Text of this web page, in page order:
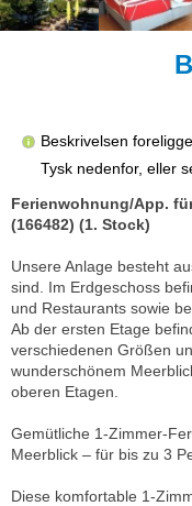
Beskrivelsen
Tysk nedenfor, eller
Ferienwohnung/App.
(166482) (1. Stock)
Unsere Anlage besteht
sind. Im Erdgeschoss
und Restaurants sowie
Ab der ersten Etage
verschiedenen Größen
wunderschönem
oberen Etagen.
Gemütliche 1-Zimmer-
Meerblick – für bis zu 3
Diese komfortable 1-